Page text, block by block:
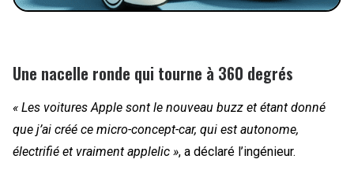
Une nacelle ronde qui tourne à 360 degrés
« Les voitures Apple sont le nouveau buzz et étant donné
que j’ai créé ce micro-concept-car, qui est autonome,
électrifié et vraiment applelic », a déclaré l’ingénieur.